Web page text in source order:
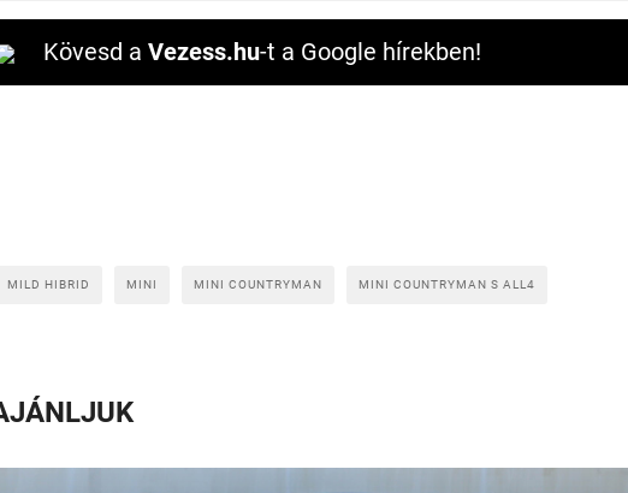
Kövesd a Vezess.hu-t a Google hírekben!
MILD HIBRID MINI MINI COUNTRYMAN MINI COUNTRYMAN S ALL4